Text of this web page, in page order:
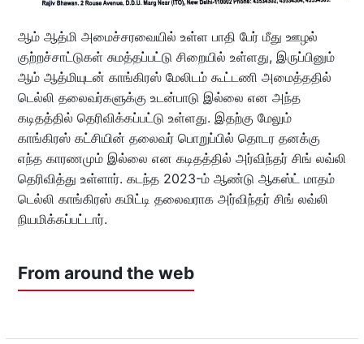
ஆம் ஆத்மி அமைச்சரவையில் உள்ள பாதி பேர் மீது ஊழல்
குற்றச்சாட்டுகள் சுமத்தப்பட்டு சிறையில் உள்ளது, இருப்பினும்
ஆம் ஆத்மியுடன் காங்கிரஸ் மேலிடம் கூட்டணி அமைத்ததில்
டெல்லி தலைவர்களுக்கு உடன்பாடு இல்லை என அந்த
கடிதத்தில் தெரிவிக்கப்பட்டு உள்ளது. இதற்கு மேலும்
காங்கிரஸ் கட்சியின் தலைவர் பொறுப்பில் தொடர தனக்கு
எந்த காரணமும் இல்லை என கடிதத்தில் அர்விந்தர் சிங் லவ்லி
தெரிவித்து உள்ளார். கடந்த 2023-ம் ஆண்டு ஆகஸ்ட் மாதம்
டெல்லி காங்கிரஸ் கமிட்டி தலைவராக அர்விந்தர் சிங் லவ்லி
நியமிக்கப்பட்டார்.
From around the web